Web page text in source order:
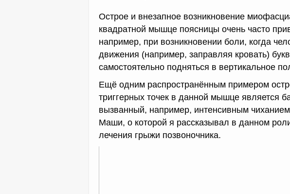
Острое и внезапное возникновение
квадратной мышце поясницы очень часто
например, при возникновении боли, когда
движения (например, заправляя кровать)
самостоятельно подняться в вертикальное
Ещё одним распространённым примером
триггерных точек в данной мышце является
вызванный, например, интенсивным
Маши, о которой я рассказывал в данном
лечения грыжи позвоночника.